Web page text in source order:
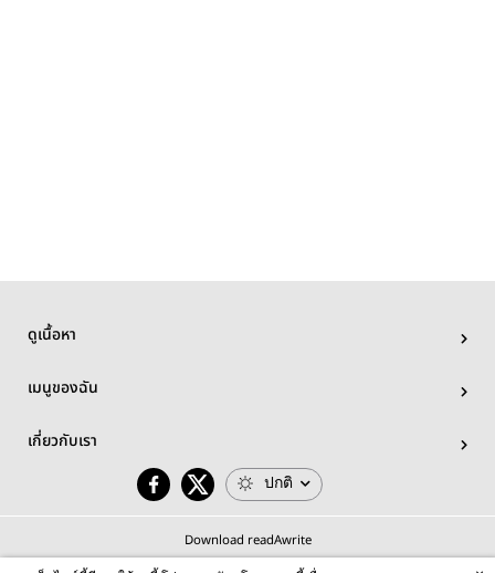
ดูเนื้อหา
เมนูของฉัน
เกี่ยวกับเรา
ปกติ
Download readAwrite